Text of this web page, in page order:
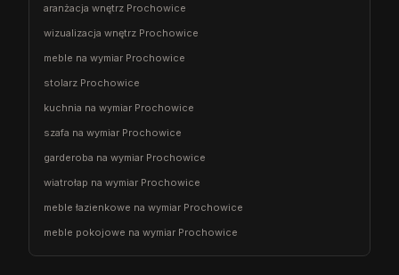
aranżacja wnętrz Prochowice
wizualizacja wnętrz Prochowice
meble na wymiar Prochowice
stolarz Prochowice
kuchnia na wymiar Prochowice
szafa na wymiar Prochowice
garderoba na wymiar Prochowice
wiatrołap na wymiar Prochowice
meble łazienkowe na wymiar Prochowice
meble pokojowe na wymiar Prochowice